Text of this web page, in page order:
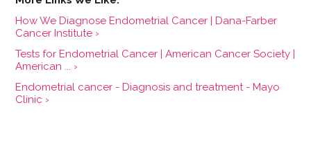
How We Diagnose Endometrial Cancer | Dana-Farber
Cancer Institute ›
Tests for Endometrial Cancer | American Cancer Society |
American ... ›
Endometrial cancer - Diagnosis and treatment - Mayo
Clinic ›